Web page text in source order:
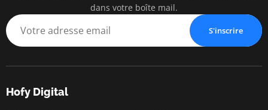
dans votre boîte mail.
S'inscrire
Hofy Digital